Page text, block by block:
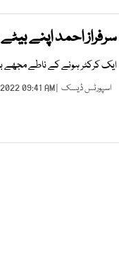
سرفراز احمد اپنے
ایک کرکٹر ہونے کے ناطے مجھے
اسپورٹس ڈیسک | APR 07, 2022 09:41 AM |